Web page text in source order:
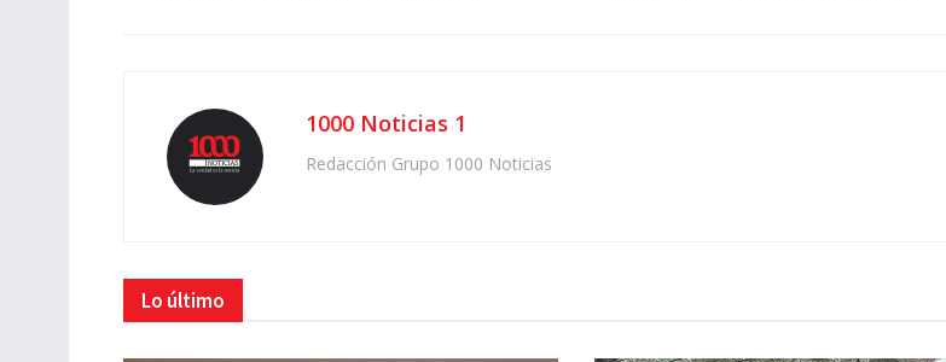
1000 Noticias 1
Redacción Grupo 1000 Noticias
Lo último